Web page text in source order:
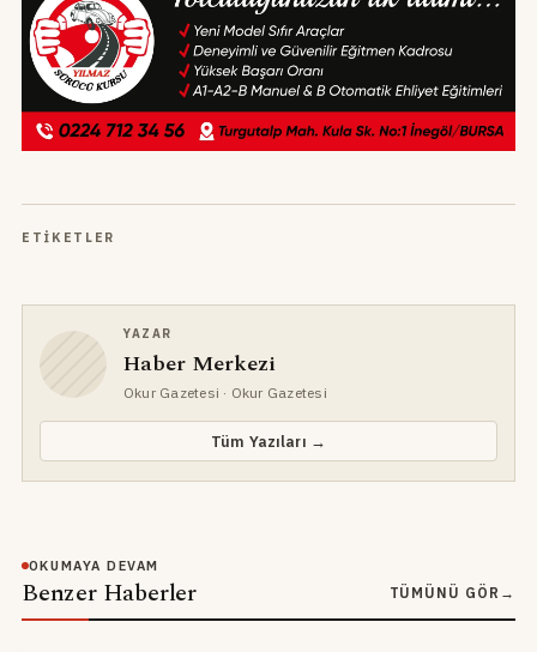
ETIKETLER
YAZAR
Haber Merkezi
Okur Gazetesi · Okur Gazetesi
Tüm Yazıları →
OKUMAYA DEVAM
Benzer Haberler TÜMÜNÜ GÖR →